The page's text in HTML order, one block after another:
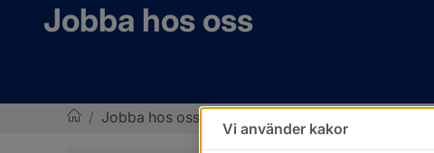
Jobba hos oss
/ Jobba hos oss
Vi använder kakor